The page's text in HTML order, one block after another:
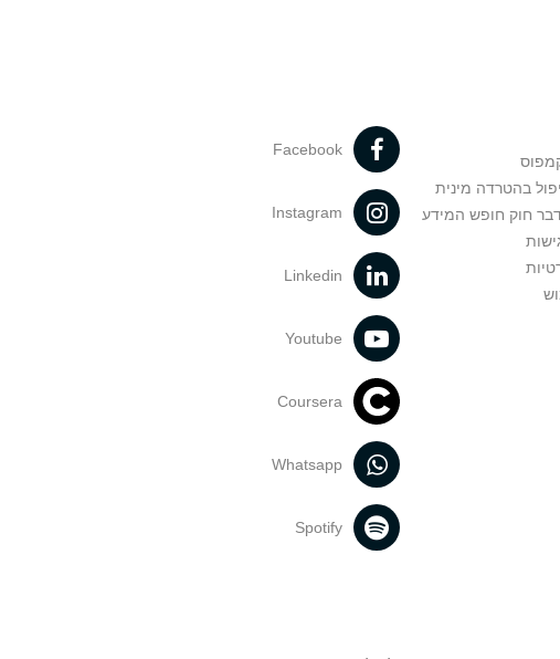
בהטרדה מינית
חוק חופש המידע
Facebook
Instagram
Linkedin
Youtube
Coursera
Whatsapp
Spotify